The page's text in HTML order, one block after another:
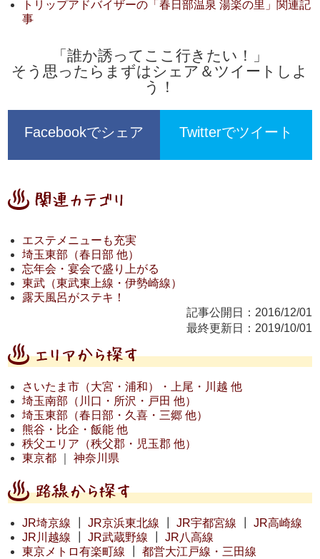
トリップアドバイザーの「春日部温泉 湯楽の里」関連記
事
「誰か誘ってここ行きたい！」
そう思ったらまずはシェア＆ツイートしよ
う！
Facebookでシェア Twitterでツイート
エステメニューも充実
埼玉東部（春日部 他）
忘年会・宴会で盛り上がる
東武（東武東上線・伊勢崎線）
露天風呂がステキ！
記事公開日：2016/12/01
最終更新日：2019/10/01
さいたま市（大宮・浦和）・上尾・川越 他
埼玉南部（川口・所沢・戸田 他）
埼玉東部（春日部・久喜・三郷 他）
熊谷・比企・飯能 他
秩父エリア（秩父郡・児玉郡 他）
東京都 ｜神奈川県
JR埼京線 ┃JR京浜東北線 ┃JR宇都宮線 ┃JR高崎線
JR川越線 ┃JR武蔵野線 ┃JR八高線
東京メトロ有楽町線 ┃都営大江戸線・三田線